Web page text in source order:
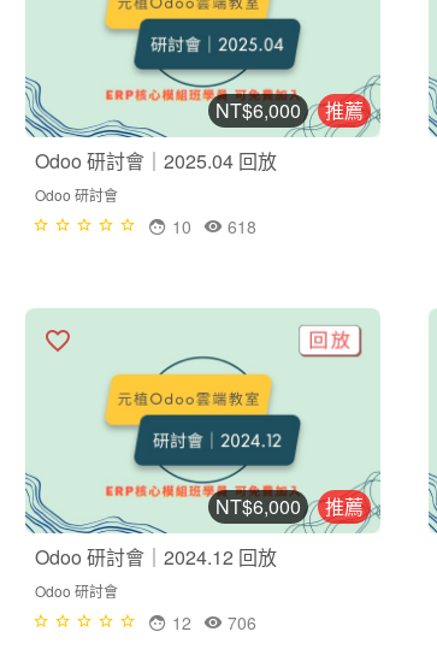
推薦
NT$6,000
Odoo 研討會｜2025.04 回放
Odoo 研討會
618
10
推薦
NT$6,000
Odoo 研討會｜2024.12 回放
Odoo 研討會
706
12